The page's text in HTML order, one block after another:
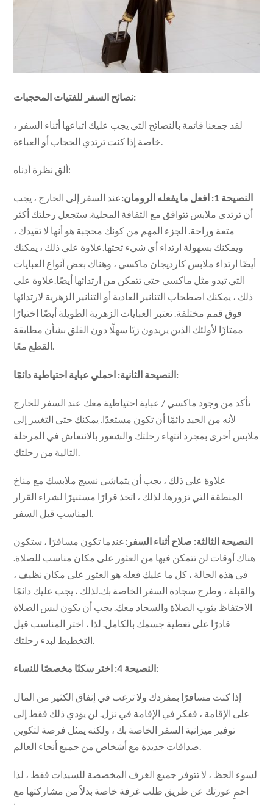
نصائح السفر للفتيات المحجبات:
لقد جمعنا قائمة بالنصائح التي يجب عليك اتباعها أثناء السفر ،
خاصة إذا كنت ترتدي الحجاب أو العباءة.
ألق نظرة أدناه:
النصيحة 1: افعل ما يفعله الرومان:
عند السفر إلى الخارج ، يجب
أن ترتدي ملابس تتوافق مع الثقافة المحلية. ستجعل رحلتك أكثر
متعة وراحة. الجزء المهم من كونك محجبة هو أنها لا تقيدك ،
ويمكنك بسهولة ارتداء أي شيء تحتها.علاوة على ذلك ، يمكنك
أيضًا ارتداء ملابس كارديجان ماكسي ، وهناك بعض أنواع العبايات
التي تبدو مثل ماكسي حتى تتمكن من ارتدائها أيضًا.علاوة على
ذلك ، يمكنك اصطحاب التنانير العادية أو التنانير الزهرية لارتدائها
فوق قمم مختلفة. تعتبر العبايات الزهرية الطويلة أيضًا اختيارًا
ممتازًا لأولئك الذين يريدون زيًا سهلًا دون القلق بشأن مطابقة
القطع معًا.
النصيحة الثانية: احملي عباية احتياطية دائمًا:
تأكد من وجود ماكسي / عباية احتياطية معك عند السفر للخارج
لأنه من الجيد دائمًا أن تكون مستعدًا. يمكنك حتى التغيير إلى
ملابس أخرى بمجرد انتهاء رحلتك والشعور بالانتعاش في المرحلة
التالية من رحلتك.
علاوة على ذلك ، يجب أن يتماشى نسيج ملابسك مع مناخ
المنطقة التي تزورها. لذلك ، اتخذ قرارًا مستنيرًا لشراء القرار
المناسب قبل السفر.
النصيحة الثالثة: صلاح أثناء السفر:عندما تكون مسافرًا ، ستكون
هناك أوقات لن تتمكن فيها من العثور على مكان مناسب للصلاة.
في هذه الحالة ، كل ما عليك فعله هو العثور على مكان نظيف ،
والقبلة ، وطرح سجادة السفر الخاصة بك.لذلك ، يجب عليك دائمًا
الاحتفاظ بثوب الصلاة والسجاد معك. يجب أن يكون لبس الصلاة
قادرًا على تغطية جسمك بالكامل. لذا ، اختر المناسب قبل
التخطيط لبدء رحلتك.
النصيحة 4: اختر سكنًا مخصصًا للنساء:
إذا كنت مسافرًا بمفردك ولا ترغب في إنفاق الكثير من المال
على الإقامة ، ففكر في الإقامة في نزل. لن يؤدي ذلك فقط إلى
توفير ميزانية السفر الخاصة بك ، ولكنه يمثل فرصة لتكوين
لسوء الحظ ، لا تتوفر جميع الغرف المخصصة للسيدات فقط ، لذا
احمِ عورتك عن طريق طلب غرفة خاصة بدلاً من مشاركتها مع